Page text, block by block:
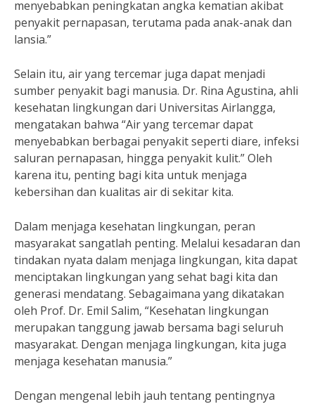
menyebabkan peningkatan angka kematian akibat
penyakit pernapasan, terutama pada anak-anak dan
lansia.”
Selain itu, air yang tercemar juga dapat menjadi
sumber penyakit bagi manusia. Dr. Rina Agustina, ahli
kesehatan lingkungan dari Universitas Airlangga,
mengatakan bahwa “Air yang tercemar dapat
menyebabkan berbagai penyakit seperti diare, infeksi
saluran pernapasan, hingga penyakit kulit.” Oleh
karena itu, penting bagi kita untuk menjaga
kebersihan dan kualitas air di sekitar kita.
Dalam menjaga kesehatan lingkungan, peran
masyarakat sangatlah penting. Melalui kesadaran dan
tindakan nyata dalam menjaga lingkungan, kita dapat
menciptakan lingkungan yang sehat bagi kita dan
generasi mendatang. Sebagaimana yang dikatakan
oleh Prof. Dr. Emil Salim, “Kesehatan lingkungan
merupakan tanggung jawab bersama bagi seluruh
masyarakat. Dengan menjaga lingkungan, kita juga
menjaga kesehatan manusia.”
Dengan mengenal lebih jauh tentang pentingnya